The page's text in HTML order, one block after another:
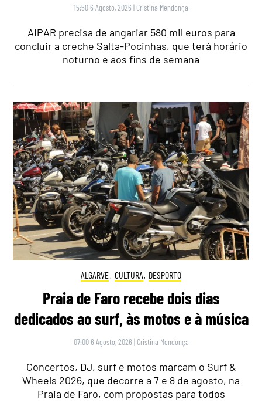
15:50 6 Agosto, 2026 | Cristina Mendonça
AIPAR precisa de angariar 580 mil euros para
concluir a creche Salta-Pocinhas, que terá horário
noturno e aos fins de semana
ALGARVE, CULTURA, DESPORTO
Praia de Faro recebe dois dias
dedicados ao surf, às motos e à música
07:00 6 Agosto, 2026 | Cristina Mendonça
Concertos, DJ, surf e motos marcam o Surf &
Wheels 2026, que decorre a 7 e 8 de agosto, na
Praia de Faro, com propostas para todos